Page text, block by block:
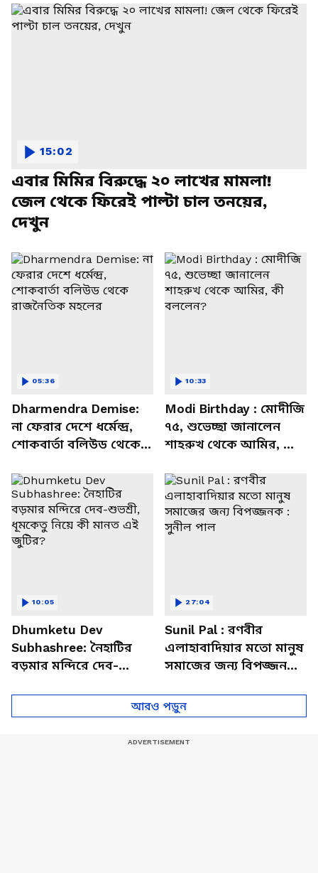
এবার মিমির বিরুদ্ধে ২০ লাখের মামলা!
জেল থেকে ফিরেই পাল্টা চাল তনয়ের,
দেখুন
15:02
Dharmendra Demise:
না ফেরার দেশে ধর্মেন্দ্র,
শোকবার্তা বলিউড থেকে
05:36
Modi Birthday : মোদীজি
৭৫, শুভেচ্ছা জানালেন
শাহরুখ থেকে আমির, কী
10:33
Dhumketu Dev
Subhashree: নৈহাটির
বড়মার মন্দিরে দেব-
10:05
Sunil Pal : রণবীর
এলাহাবাদিয়ার মতো মানুষ
সমাজের জন্য বিপজ্জনক :
27:04
আরও পড়ুন